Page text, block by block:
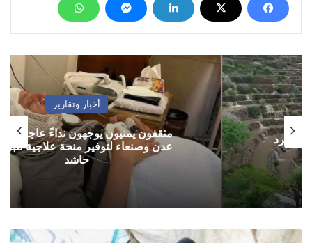
أخبار وتقارير
مثقفون يمنيون يوجهون نداءً عاجلًا لسلطتي
عدن وصنعاء لتوفير منحة علاجية للبرلماني
حاشد
صحيفة